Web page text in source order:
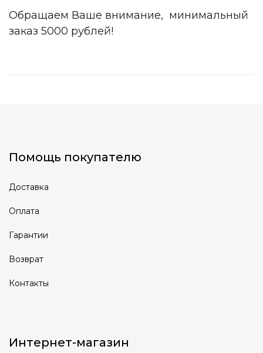
Обращаем Ваше внимание, минимальный
заказ 5000 рублей!
Помощь покупателю
Доставка
Оплата
Гарантии
Возврат
Контакты
Интернет-магазин